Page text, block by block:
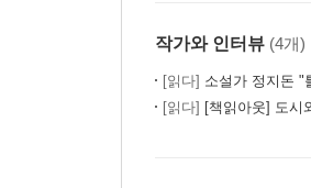
작가와 인터뷰 (4개)
[읽다] 소설가 정지돈 "
[읽다] [책읽아웃] 도시